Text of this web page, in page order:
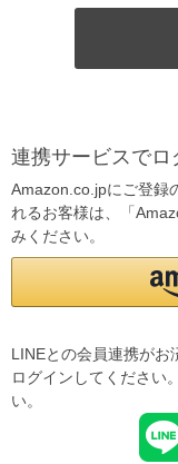
連携サービスで
Amazon.co.jpにご登録
れるお客様は、「
みください。
LINEとの会員連携がお
ログインしてください
い。